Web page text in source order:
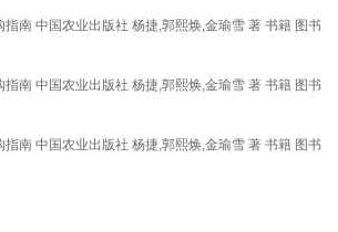
南 中国农业出版社 杨捷,郭熙焕,金瑜雪 著 书籍 图书
南 中国农业出版社 杨捷,郭熙焕,金瑜雪 著 书籍 图书
南 中国农业出版社 杨捷,郭熙焕,金瑜雪 著 书籍 图书